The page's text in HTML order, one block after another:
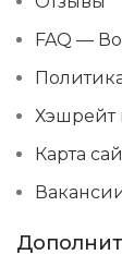
FAQ —
Хэшрейт
Карта